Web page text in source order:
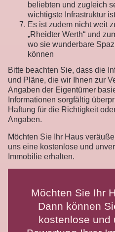
beliebten und zugleich
wichtigste Infrastruktur
Es ist zudem nicht weit
„Rheidter Werth“ und
wo sie wunderbare
können
Bitte beachten Sie, dass die
und Pläne, die wir Ihnen zur
Angaben der Eigentümer
Informationen sorgfältig
Haftung für die Richtigkeit
Angaben.
Möchten Sie Ihr Haus
uns eine kostenlose und
Immobilie erhalten.
Möchten Sie Ihr
Dann können
kostenlose und